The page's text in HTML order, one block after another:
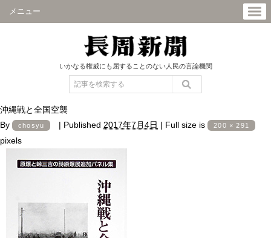
メニュー
いかなる権威にも屈することのない人民の言論機関
沖縄戦と全国空襲
By
chosyu | Published 2017年7月4日 | Full size is 200 × 291
pixels